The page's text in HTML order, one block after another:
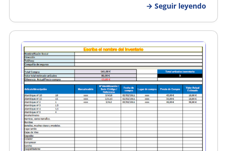
basandose en los argumentos del acreedor, es
posible que entre estos lleguen a poder llevar a…
Seguir leyendo